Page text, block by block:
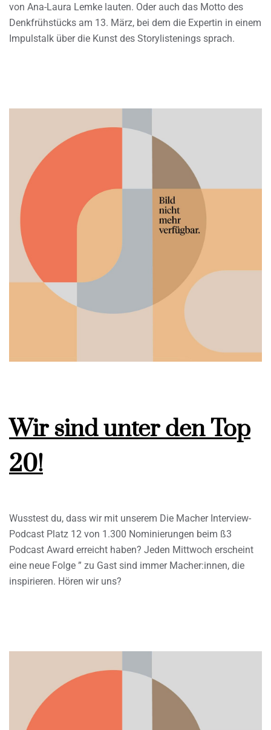
von Ana-Laura Lemke lauten. Oder auch das Motto des
Denkfrühstücks am 13. März, bei dem die Expertin in einem
Impulstalk über die Kunst des Storylistenings sprach.
Wir sind unter den Top
20!
Wusstest du, dass wir mit unserem Die Macher Interview-
Podcast Platz 12 von 1.300 Nominierungen beim ß3
Podcast Award erreicht haben? Jeden Mittwoch erscheint
eine neue Folge ” zu Gast sind immer Macher:innen, die
inspirieren. Hören wir uns?